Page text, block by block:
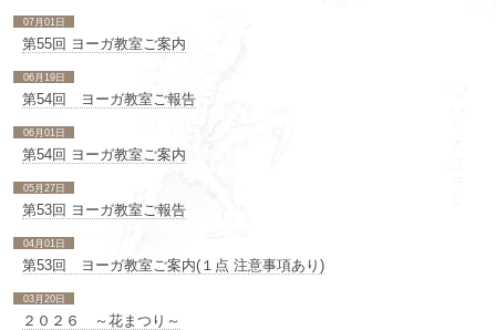
07月01日
第55回 ヨーガ教室ご案内
06月19日
第54回 ヨーガ教室ご報告
06月01日
第54回 ヨーガ教室ご案内
05月27日
第53回 ヨーガ教室ご報告
04月01日
第53回 ヨーガ教室ご案内(１点 注意事項あり)
03月20日
２０２６ ～花まつり～